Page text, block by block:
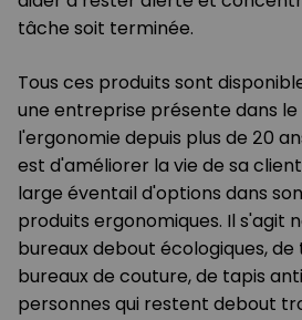
tâche soit terminée.
Tous ces produits sont
une entreprise présente dans le
l'ergonomie depuis plus de 20
est d'améliorer la vie de sa
large éventail d'options dans
produits ergonomiques. Il s'agit
bureaux debout écologiques, de
bureaux de couture, de tapis
personnes qui restent debout